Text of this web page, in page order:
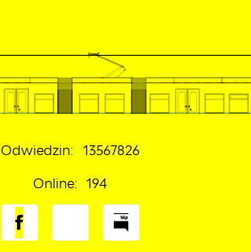
Odwiedzin: 13567826
Online: 194